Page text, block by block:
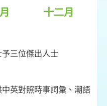
十二月
三位傑出人士
英對照時事詞彙、潮語